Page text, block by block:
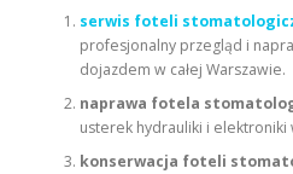
serwis foteli
profesjonalny przegląd i
dojazdem w całej Warszawie.
naprawa fotela
usterek hydrauliki i elektroniki
konserwacja foteli